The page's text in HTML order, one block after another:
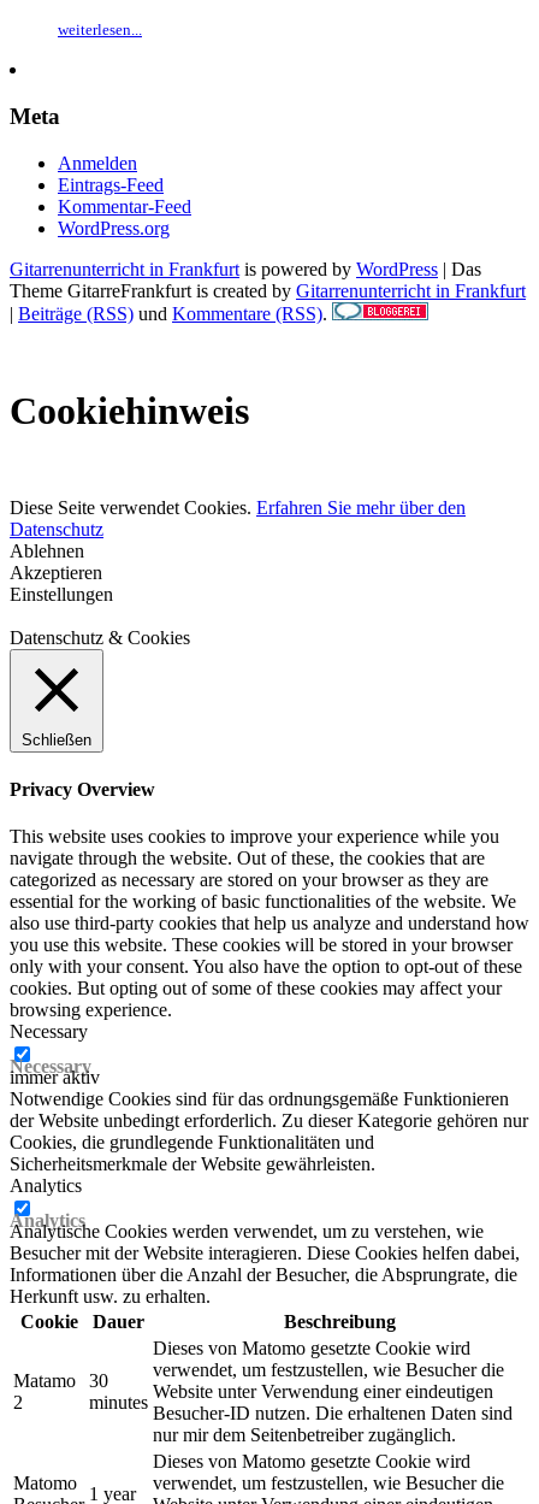
weiterlesen...
Meta
Anmelden
Eintrags-Feed
Kommentar-Feed
WordPress.org
Gitarrenunterricht in Frankfurt is powered by WordPress | Das
Theme GitarreFrankfurt is created by Gitarrenunterricht in Frankfurt
| Beiträge (RSS) und Kommentare (RSS).
Cookiehinweis
Diese Seite verwendet Cookies. Erfahren Sie mehr über den
Datenschutz
Ablehnen
Akzeptieren
Einstellungen
Datenschutz & Cookies
Schließen
Privacy Overview
This website uses cookies to improve your experience while you
navigate through the website. Out of these, the cookies that are
categorized as necessary are stored on your browser as they are
essential for the working of basic functionalities of the website. We
also use third-party cookies that help us analyze and understand how
you use this website. These cookies will be stored in your browser
only with your consent. You also have the option to opt-out of these
cookies. But opting out of some of these cookies may affect your
browsing experience.
Necessary
Necessary
immer aktiv
Notwendige Cookies sind für das ordnungsgemäße Funktionieren
der Website unbedingt erforderlich. Zu dieser Kategorie gehören nur
Cookies, die grundlegende Funktionalitäten und
Sicherheitsmerkmale der Website gewährleisten.
Analytics
Analytics
Analytische Cookies werden verwendet, um zu verstehen, wie
Besucher mit der Website interagieren. Diese Cookies helfen dabei,
Informationen über die Anzahl der Besucher, die Absprungrate, die
Herkunft usw. zu erhalten.
Cookie
Dauer Beschreibung
Matamo
2
30
minutes
Dieses von Matomo gesetzte Cookie wird
verwendet, um festzustellen, wie Besucher die
Website unter Verwendung einer eindeutigen
Besucher-ID nutzen. Die erhaltenen Daten sind
nur mir dem Seitenbetreiber zugänglich.
Matomo
1 year
Dieses von Matomo gesetzte Cookie wird
verwendet, um festzustellen, wie Besucher die